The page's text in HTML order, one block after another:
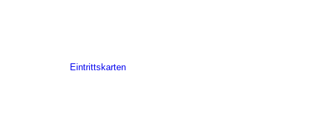
Eintrittskarten